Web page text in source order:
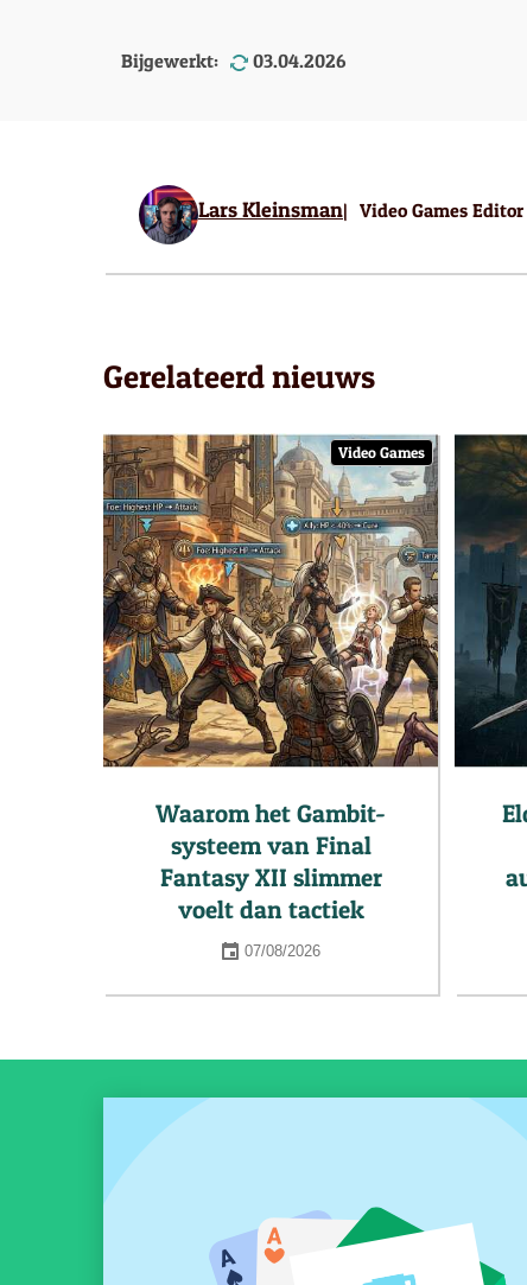
Bijgewerkt: 03.04.2026
Lars Kleinsman Video Games Editor
Gerelateerd nieuws
Video Games
Waarom het Gambit-
systeem van Final
Fantasy XII slimmer
voelt dan tactiek
07/08/2026